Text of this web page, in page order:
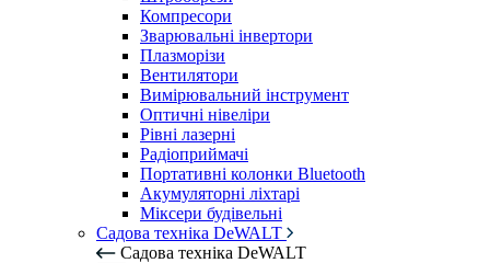
Компресори
Зварювальні інвертори
Плазморізи
Вентилятори
Вимірювальний інструмент
Оптичні нівеліри
Рівні лазерні
Радіоприймачі
Портативні колонки Bluetooth
Акумуляторні ліхтарі
Міксери будівельні
Садова техніка DeWALT
Садова техніка DeWALT